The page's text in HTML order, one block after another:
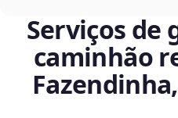
Serviços de
caminhão